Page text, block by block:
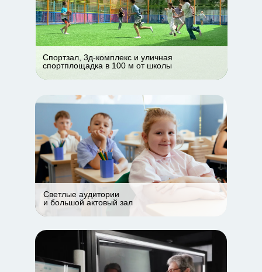
Светлые аудитории
и большой актовый зал
Спортзал, 3д-комплекс и уличная
спортплощадка в 100 м от школы